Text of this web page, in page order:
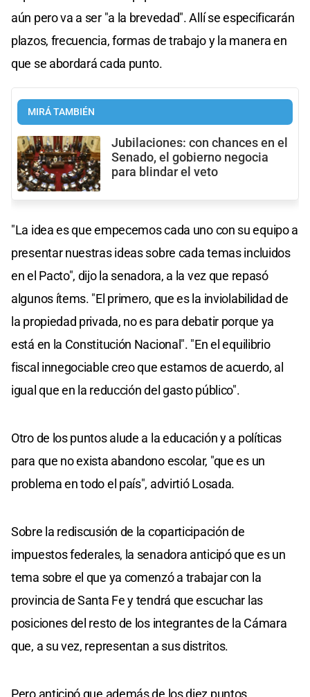
aún pero va a ser "a la brevedad". Allí se especificarán
plazos, frecuencia, formas de trabajo y la manera en
que se abordará cada punto.
MIRÁ TAMBIÉN
Jubilaciones: con chances en el
Senado, el gobierno negocia
para blindar el veto
"La idea es que empecemos cada uno con su equipo a
presentar nuestras ideas sobre cada temas incluidos
en el Pacto", dijo la senadora, a la vez que repasó
algunos ítems. "El primero, que es la inviolabilidad de
la propiedad privada, no es para debatir porque ya
está en la Constitución Nacional". "En el equilibrio
fiscal innegociable creo que estamos de acuerdo, al
igual que en la reducción del gasto público".
Otro de los puntos alude a la educación y a políticas
para que no exista abandono escolar, "que es un
problema en todo el país", advirtió Losada.
Sobre la rediscusión de la coparticipación de
impuestos federales, la senadora anticipó que es un
tema sobre el que ya comenzó a trabajar con la
provincia de Santa Fe y tendrá que escuchar las
posiciones del resto de los integrantes de la Cámara
que, a su vez, representan a sus distritos.
Pero anticipó que además de los diez puntos